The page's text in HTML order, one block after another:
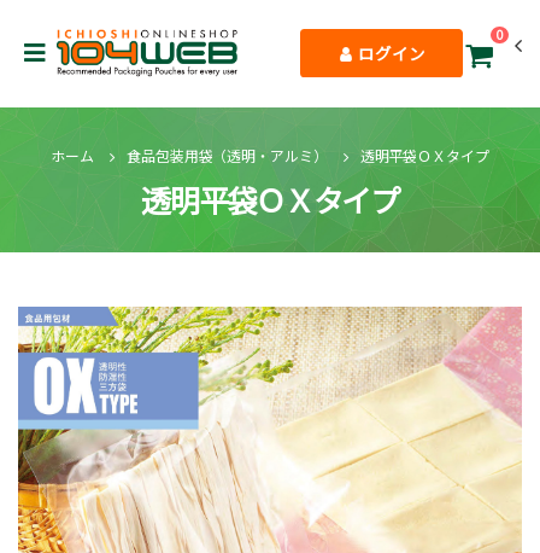
ログイン
0
ホーム 食品包装用袋（透明・アルミ） 透明平袋ＯＸタイプ
透明平袋ＯＸタイプ